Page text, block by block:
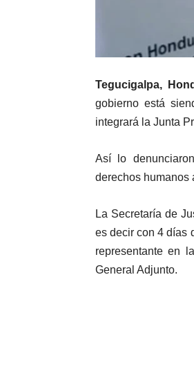
Tegucigalpa,
gobierno está
integrará la Junta
Así lo
derechos humanos
La Secretaría de
es decir con 4 días
representante en
General Adjunto.